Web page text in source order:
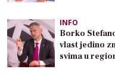
INFO
Borko
vlast jedino
svima u